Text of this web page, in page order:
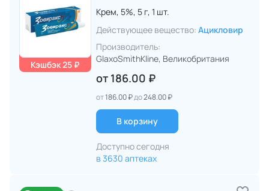
Кэшбэк 25 ₽
Крем, 5%, 5 г, 1 шт.
Действующее вещество: Ацикловир
Производитель:
GlaxoSmithKline, Великобритания
от 186.00 ₽
от186.00 ₽до248.00 ₽
В корзину
Доступно сегодня
в 3630 аптеках